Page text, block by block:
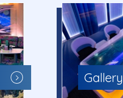
Gallery